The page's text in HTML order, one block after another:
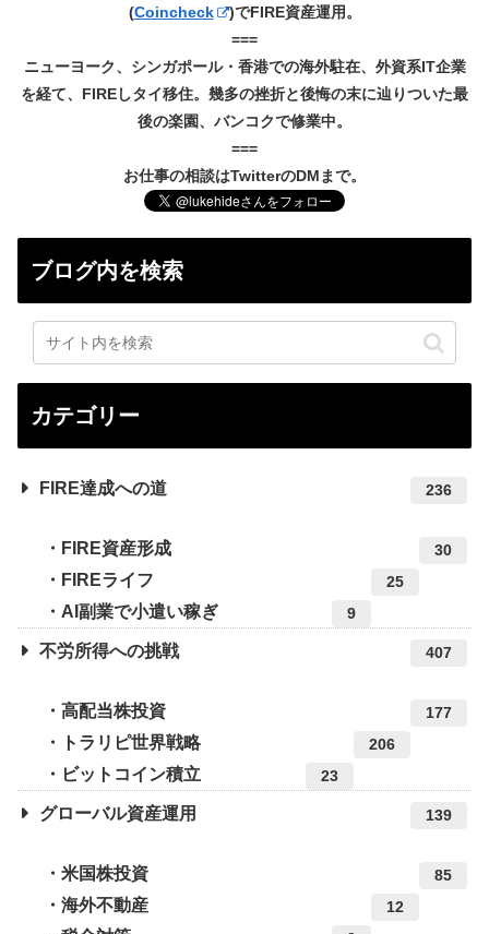
(Coincheck
)でFIRE資産運用。
===
ニューヨーク、シンガポール・香港での海外駐在、外資系IT企業
を経て、FIREしタイ移住。幾多の挫折と後悔の末に辿りついた最
後の楽園、バンコクで修業中。
===
お仕事の相談はTwitterのDMまで。
ブログ内を検索
カテゴリー
FIRE達成への道 236
FIRE資産形成 30
FIREライフ 25
AI副業で小遣い稼ぎ 9
不労所得への挑戦 407
高配当株投資 177
トラリピ世界戦略 206
ビットコイン積立 23
グローバル資産運用 139
米国株投資 85
海外不動産 12